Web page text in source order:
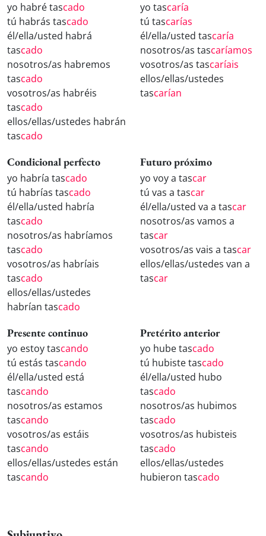
yo habré tascado
tú habrás tascado
él/ella/usted habrá
tascado
nosotros/as habremos
tascado
vosotros/as habréis
tascado
ellos/ellas/ustedes habrán
tascado
yo tascaría
tú tascarías
él/ella/usted tascaría
nosotros/as tascaríamos
vosotros/as tascaríais
ellos/ellas/ustedes
tascarían
Condicional perfecto
yo habría tascado
tú habrías tascado
él/ella/usted habría
tascado
nosotros/as habríamos
tascado
vosotros/as habríais
tascado
ellos/ellas/ustedes
habrían tascado
Futuro próximo
yo voy a tascar
tú vas a tascar
él/ella/usted va a tascar
nosotros/as vamos a
tascar
vosotros/as vais a tascar
ellos/ellas/ustedes van a
tascar
Presente continuo
yo estoy tascando
tú estás tascando
él/ella/usted está
tascando
nosotros/as estamos
tascando
vosotros/as estáis
tascando
ellos/ellas/ustedes están
tascando
Pretérito anterior
yo hube tascado
tú hubiste tascado
él/ella/usted hubo
tascado
nosotros/as hubimos
tascado
vosotros/as hubisteis
tascado
ellos/ellas/ustedes
hubieron tascado